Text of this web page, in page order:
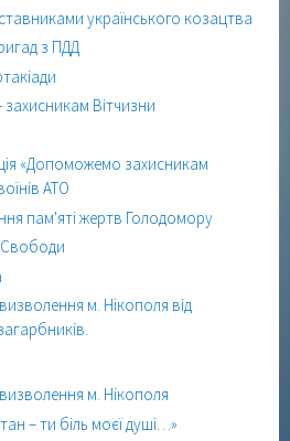
українського козацтва
з ПДД
захисникам Вітчизни
«Допоможемо захисникам
АТО
пам'яті жертв Голодомору
Свободи
визволення м. Нікополя від
визволення м. Нікополя
– ти біль моєї душі…»